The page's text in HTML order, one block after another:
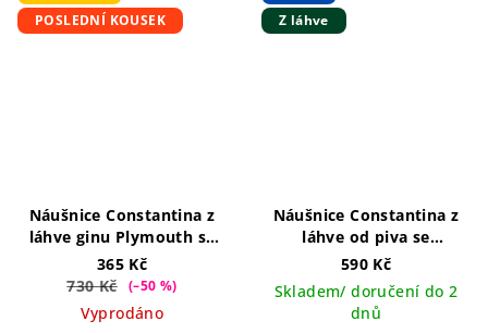
POSLEDNÍ KOUSEK
Náušnice Constantina z
láhve ginu Plymouth se
třpytkami na kroužku
365 Kč
730 Kč
(–50 %)
Vyprodáno
Z láhve
Náušnice Constantina z
láhve od piva se
třpytkami
590 Kč
Skladem/ doručení do 2
dnů